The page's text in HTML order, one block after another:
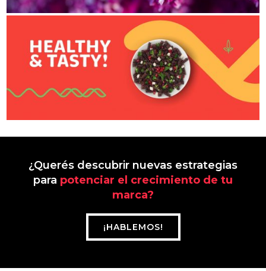
¿Querés descubrir nuevas estrategias
para potenciar el crecimiento de tu
marca?
¡HABLEMOS!